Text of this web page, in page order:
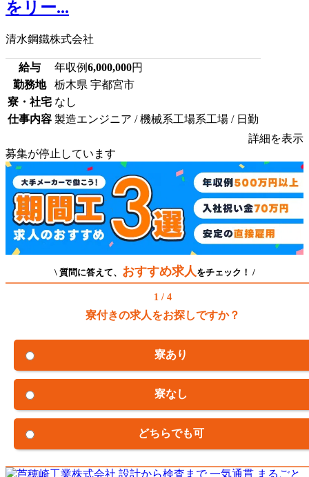
をリー...
清水鋼鐵株式会社
給与 年収例6,000,000円
勤務地
栃木県 宇都宮市
寮・社宅 なし
仕事内容 製造エンジニア / 機械系工場系工場 / 日勤
詳細を表示
募集が停止しています
\ 質問に答えて、 おすすめ求人 をチェック！ /
1 / 4
寮付きの求人をお探しですか？
寮あり
寮なし
どちらでも可